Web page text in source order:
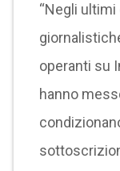
“Negli
operanti su
hanno